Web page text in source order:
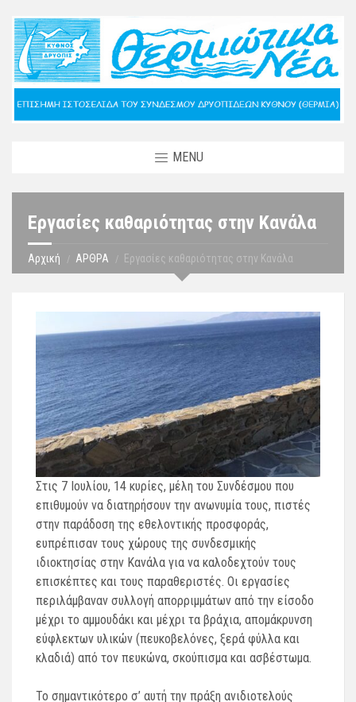
MENU
Εργασίες καθαριότητας στην Κανάλα
Αρχική ΑΡΘΡΑ Εργασίες καθαριότητας στην Κανάλα
Στις 7 Ιουλίου, 14 κυρίες, μέλη του Συνδέσμου που
επιθυμούν να διατηρήσουν την ανωνυμία τους, πιστές
στην παράδοση της εθελοντικής προσφοράς,
ευπρέπισαν τους χώρους της συνδεσμικής
ιδιοκτησίας στην Κανάλα για να καλοδεχτούν τους
επισκέπτες και τους παραθεριστές. Οι εργασίες
περιλάμβαναν συλλογή απορριμμάτων από την είσοδο
μέχρι το αμμουδάκι και μέχρι τα βράχια, απομάκρυνση
εύφλεκτων υλικών (πευκοβελόνες, ξερά φύλλα και
κλαδιά) από τον πευκώνα, σκούπισμα και ασβέστωμα.
Το σημαντικότερο σ’ αυτή την πράξη ανιδιοτελούς